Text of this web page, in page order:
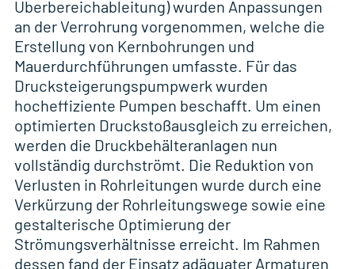
Überbereichableitung) wurden Anpassungen
an der Verrohrung vorgenommen, welche die
Erstellung von Kernbohrungen und
Mauerdurchführungen umfasste. Für das
Drucksteigerungspumpwerk wurden
hocheffiziente Pumpen beschafft. Um einen
optimierten Druckstoßausgleich zu erreichen,
werden die Druckbehälteranlagen nun
vollständig durchströmt. Die Reduktion von
Verlusten in Rohrleitungen wurde durch eine
Verkürzung der Rohrleitungswege sowie eine
gestalterische Optimierung der
Strömungsverhältnisse erreicht. Im Rahmen
dessen fand der Einsatz adäquater Armaturen